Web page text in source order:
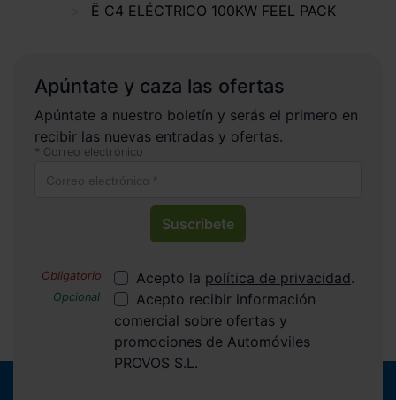
Ë C4 ELÉCTRICO 100KW FEEL PACK
Apúntate y caza las ofertas
Apúntate a nuestro boletín y serás el primero en
recibir las nuevas entradas y ofertas.
Correo electrónico
Suscríbete
Acepto la política de privacidad.
Acepto recibir información
comercial sobre ofertas y
promociones de Automóviles
PROVOS S.L.